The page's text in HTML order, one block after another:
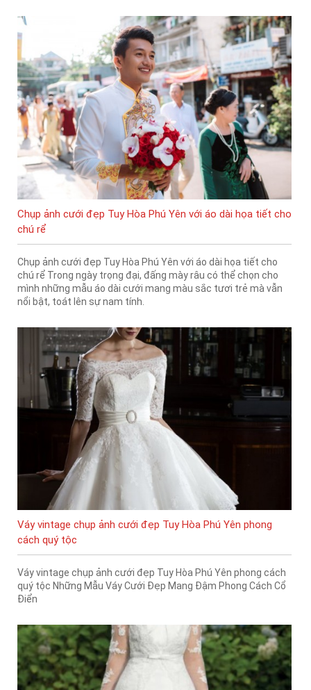
Chụp ảnh cưới đẹp Tuy Hòa Phú Yên với áo dài họa tiết cho
chú rể
Chụp ảnh cưới đẹp Tuy Hòa Phú Yên với áo dài họa tiết cho
chú rể Trong ngày trọng đại, đấng mày râu có thể chọn cho
mình những mẫu áo dài cưới mang màu sắc tươi trẻ mà vẫn
nổi bật, toát lên sự nam tính.
Váy vintage chụp ảnh cưới đẹp Tuy Hòa Phú Yên phong
cách quý tộc
Váy vintage chụp ảnh cưới đẹp Tuy Hòa Phú Yên phong cách
quý tộc Những Mẫu Váy Cưới Đẹp Mang Đậm Phong Cách Cổ
Điển